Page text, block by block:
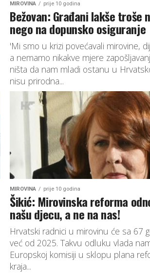
MIROVINA prije 10 godina
Bežovan: Građani lakše troše
nego na dopunsko osiguranje
'Mi smo u krizi povećavali mirovine,
a nemamo nikakve mjere
ništa da nam mladi ostanu u
nisu prirodna...
MIROVINA prije 10 godina
Šikić: Mirovinska reforma
našu djecu, a ne na nas!
Hrvatski radnici u mirovinu će sa 67
već od 2025. Takvu odluku vlada
Europskoj komisiji u sklopu plana
kraja...